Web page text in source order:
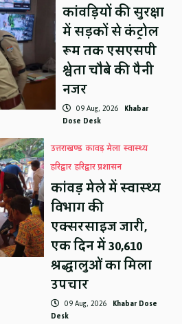
कांवड़ियों की सुरक्षा
में सड़कों से कंट्रोल
रूम तक एसएसपी
श्वेता चौबे की पैनी
नजर
09 Aug, 2026 Khabar
Dose Desk
उत्तराखण्ड कावड़ मेला स्वास्थ्य
हरिद्वार हरिद्वार प्रशासन
कांवड़ मेले में स्वास्थ्य
विभाग की
एक्सरसाइज जारी,
एक दिन में 30,610
श्रद्धालुओं का मिला
उपचार
09 Aug, 2026 Khabar Dose
Desk